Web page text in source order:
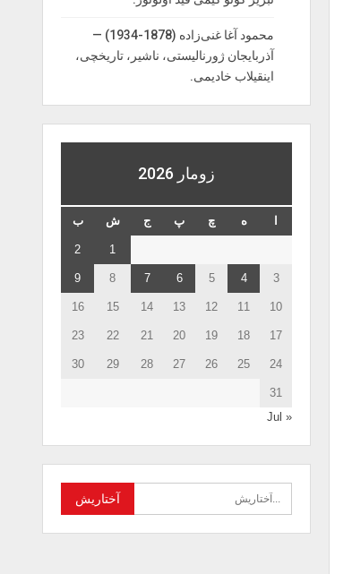
محمود آغا غنی‌زاده (1878-1934) —
آذربایجان ژورنالیستی، ناشیر، تاریخچی،
اینقیلاب خادیمی.
زومار 2026
ه چ پ ج ش ب
1
2
3
4
5
6
7
8
9
10
11
12
13
14
15
16
17
18
19
20
21
22
23
24
25
26
27
28
29
30
31
« Jul